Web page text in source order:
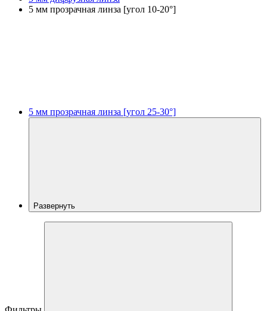
5 мм прозрачная линза [угол 10-20°]
5 мм прозрачная линза [угол 25-30°]
Развернуть